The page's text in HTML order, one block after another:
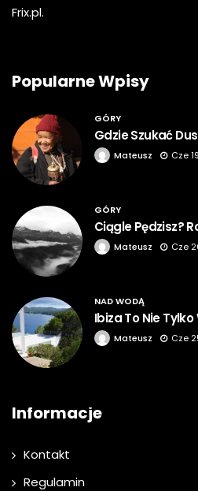
Frix.pl.
Popularne Wpisy
GÓRY
Gdzie Szukać
Mateusz Cze
GÓRY
Ciągle Pędzisz?
Mateusz Cze
NAD WODĄ
Ibiza To Nie
Mateusz Cze
Informacje
Kontakt
Regulamin